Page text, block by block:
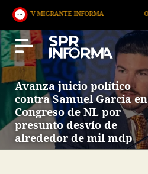
MIGRANTE INFORMA
Avanza juicio político
contra Samuel García en
Congreso de NL por
presunto desvío de
alrededor de mil mdp